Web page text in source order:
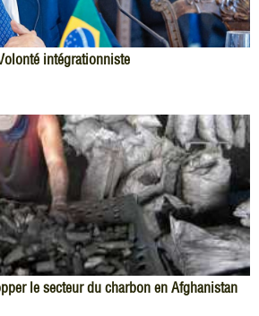
intégrationniste
le secteur du charbon en Afghanistan